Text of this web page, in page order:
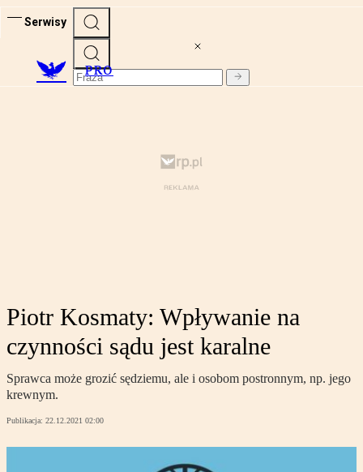
Serwisy
PRO
Piotr Kosmaty: Wpływanie na
czynności sądu jest karalne
Sprawca może grozić sędziemu, ale i osobom postronnym, np. jego
krewnym.
Publikacja: 22.12.2021 02:00